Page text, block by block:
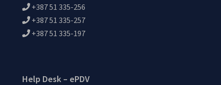
+387 51 335-256
+387 51 335-257
+387 51 335-197
Help Desk – ePDV